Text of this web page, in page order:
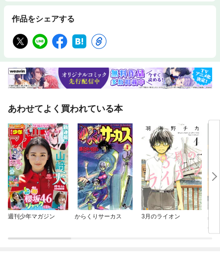
作品をシェアする
あわせてよく買われている本
週刊少年マガジン からくりサーカス 3月のライオン
真